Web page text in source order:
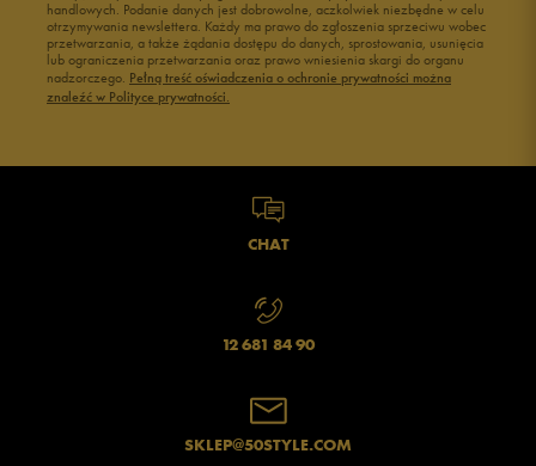
handlowych. Podanie danych jest dobrowolne, aczkolwiek niezbędne w celu
otrzymywania newslettera. Każdy ma prawo do zgłoszenia sprzeciwu wobec
przetwarzania, a także żądania dostępu do danych, sprostowania, usunięcia
lub ograniczenia przetwarzania oraz prawo wniesienia skargi do organu
nadzorczego. Pełną treść oświadczenia o ochronie prywatności można
znaleźć w Polityce prywatności.
CHAT
12 681 84 90
SKLEP@50STYLE.COM